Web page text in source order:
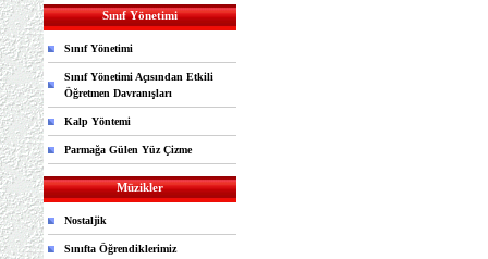
Sınıf Yönetimi
Sınıf Yönetimi
Sınıf Yönetimi Açısından Etkili
Öğretmen Davranışları
Kalp Yöntemi
Parmağa Gülen Yüz Çizme
Müzikler
Nostaljik
Sınıfta Öğrendiklerimiz